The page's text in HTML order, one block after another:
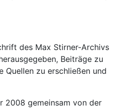
des Max Stirner-Archivs
Beiträge zu
Quellen zu erschließen und
2008 gemeinsam von der